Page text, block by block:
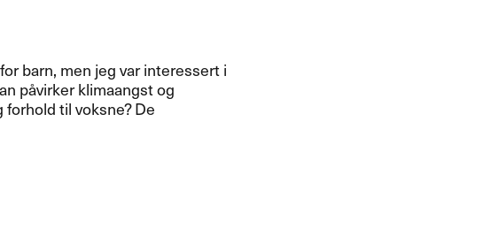
barn, men jeg var interessert i
påvirker klimaangst og
til voksne? De